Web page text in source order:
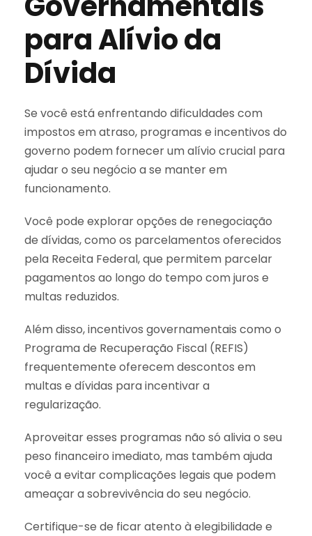
para Alívio da
Dívida
Se você está enfrentando dificuldades com
impostos em atraso, programas e incentivos do
governo podem fornecer um alívio crucial para
ajudar o seu negócio a se manter em
funcionamento.
Você pode explorar opções de renegociação
de dívidas, como os parcelamentos oferecidos
pela Receita Federal, que permitem parcelar
pagamentos ao longo do tempo com juros e
multas reduzidos.
Além disso, incentivos governamentais como o
Programa de Recuperação Fiscal (REFIS)
frequentemente oferecem descontos em
multas e dívidas para incentivar a
regularização.
Aproveitar esses programas não só alivia o seu
peso financeiro imediato, mas também ajuda
você a evitar complicações legais que podem
ameaçar a sobrevivência do seu negócio.
Certifique-se de ficar atento à elegibilidade e